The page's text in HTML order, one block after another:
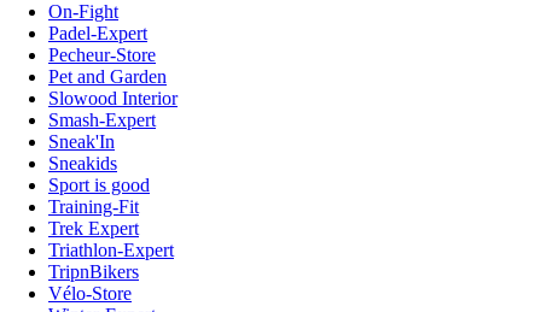
On-Fight
Padel-Expert
Pecheur-Store
Pet and Garden
Slowood Interior
Smash-Expert
Sneak'In
Sneakids
Sport is good
Training-Fit
Trek Expert
Triathlon-Expert
TripnBikers
Vélo-Store